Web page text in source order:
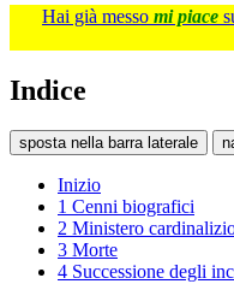
Hai già messo mi piace
Indice
sposta nella barra laterale
Inizio
1 Cenni biografici
2 Ministero
3 Morte
4 Successione degli